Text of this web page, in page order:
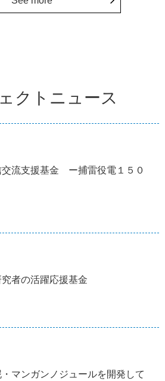
クトニュース
交流支援基金 ー捕雷役電１５０
者の活躍応援基金
マンガンノジュールを開発して